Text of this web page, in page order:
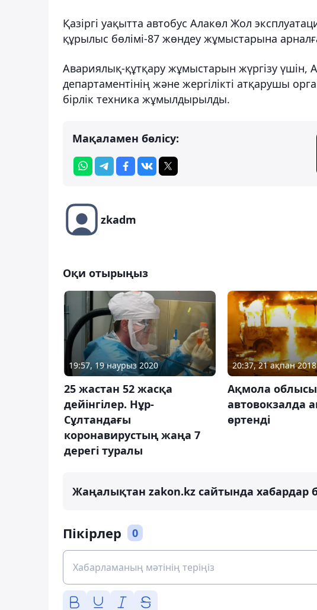
Қазіргі уақытта автобус Алакөл Жол
құрылыс бөлімі-87 жөндеу жұмыстарына
Авариялық-құтқару жұмыстарын жүргізу
департаментінің және жергілікті атқарушы
бірлік техника жұмылдырылды.
Мақаламен бөлісу:
zkadm
Оқи отырыңыз
19:57, 19 наурыз 2020
25 жастан 52 жасқа
дейінгілер. Нұр-
Сұлтандағы
коронавирустың жаңа 7
дерегі туралы
20:37, 21 ақпан 2018
Ақмола
автовокзалда
өртенді
Жаңалықтан zakon.kz сайтында хабардар
Пікірлер 0